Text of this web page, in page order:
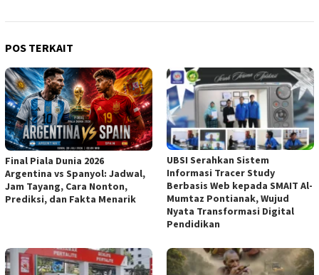
POS TERKAIT
Final Piala Dunia 2026
Argentina vs Spanyol: Jadwal,
Jam Tayang, Cara Nonton,
Prediksi, dan Fakta Menarik
UBSI Serahkan Sistem
Informasi Tracer Study
Berbasis Web kepada SMAIT Al-
Mumtaz Pontianak, Wujud
Nyata Transformasi Digital
Pendidikan